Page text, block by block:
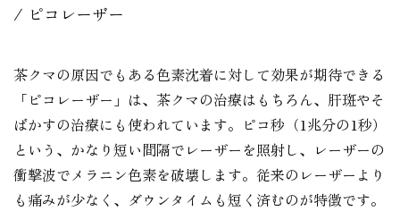
ピコレーザー
茶クマの原因でもある色素沈着に対して効果が期待できる
「ピコレーザー」は、茶クマの治療はもちろん、肝斑やそ
ばかすの治療にも使われています。ピコ秒（1兆分の1秒）
という、かなり短い間隔でレーザーを照射し、レーザーの
衝撃波でメラニン色素を破壊します。従来のレーザーより
も痛みが少なく、ダウンタイムも短く済むのが特徴です。